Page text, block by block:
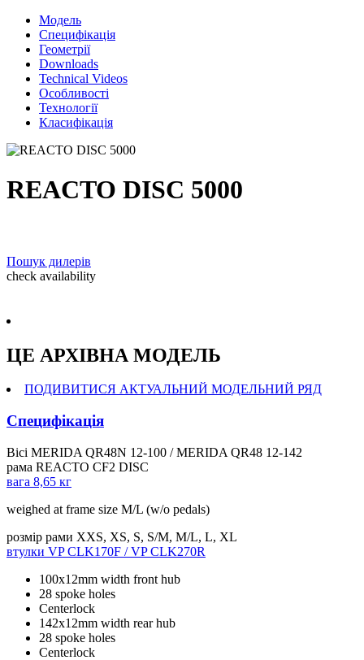
Модель
Специфікація
Геометрії
Downloads
Technical Videos
Особливості
Технології
Класифікація
REACTO DISC 5000
Пошук дилерів
check availability
ЦЕ АРХIВНА МОДЕЛЬ
ПОДИВИТИСЯ АКТУАЛЬНИЙ МОДЕЛЬНИЙ РЯД
Специфікація
Вісі MERIDA QR48N 12-100 / MERIDA QR48 12-142
рама REACTO CF2 DISC
вага 8,65 кг
weighed at frame size M/L (w/o pedals)
розмір рами XXS, XS, S, S/M, M/L, L, XL
втулки VP CLK170F / VP CLK270R
100x12mm width front hub
28 spoke holes
Centerlock
142x12mm width rear hub
28 spoke holes
Centerlock